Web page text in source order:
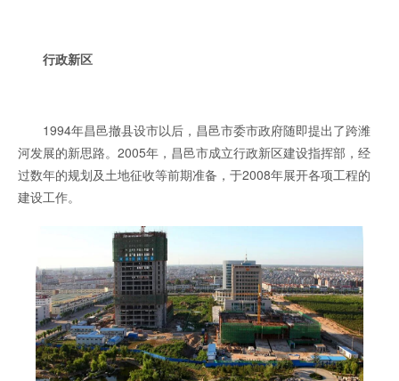
行政新区
1994年昌邑撤县设市以后，昌邑市委市政府随即提出了跨潍
河发展的新思路。2005年，昌邑市成立行政新区建设指挥部，经
过数年的规划及土地征收等前期准备，于2008年展开各项工程的
建设工作。